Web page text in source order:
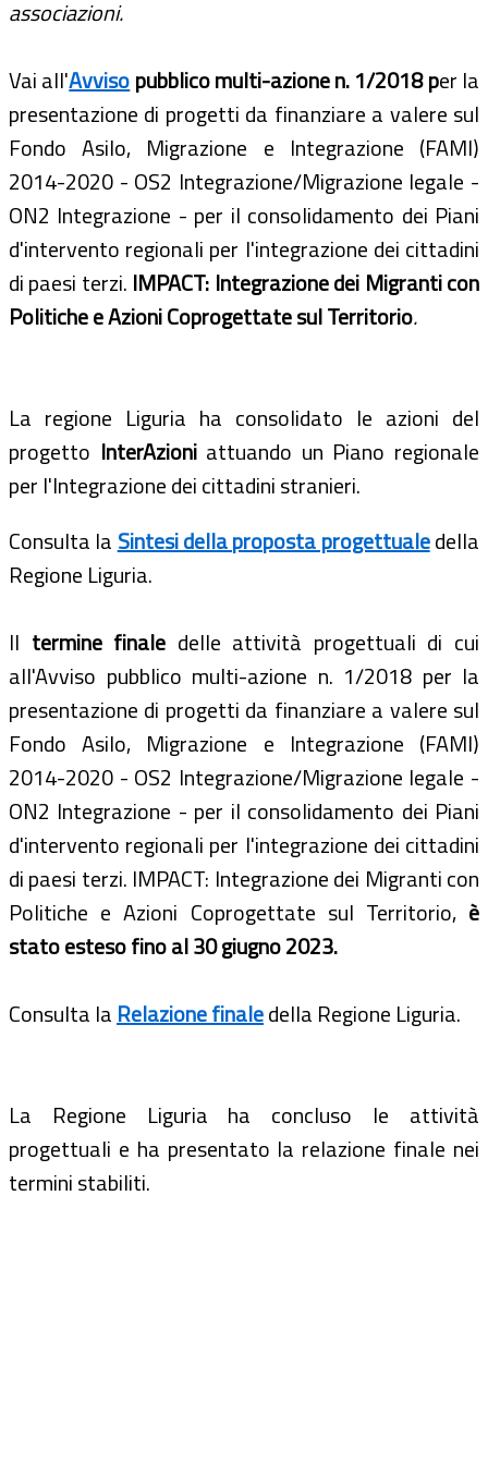
associazioni.
Vai all'Avvisopubblico multi-azione n. 1/2018 per la
presentazione di progetti da finanziare a valere sul
Fondo Asilo, Migrazione e Integrazione (FAMI)
2014-2020 - OS2 Integrazione/Migrazione legale -
ON2 Integrazione - per il consolidamento dei Piani
d'intervento regionali per l'integrazione dei cittadini
di paesi terzi. IMPACT: Integrazione dei Migranti con
Politiche e Azioni Coprogettate sul Territorio.
La regione Liguria ha consolidato le azioni del
progetto InterAzioniattuando un Piano regionale
per l'Integrazione dei cittadini stranieri.
Consulta la Sintesi della proposta progettualedella
Regione Liguria.
ll termine finale delle attività progettuali di cui
all'Avviso pubblico multi-azione n. 1/2018 per la
presentazione di progetti da finanziare a valere sul
Fondo Asilo, Migrazione e Integrazione (FAMI)
2014-2020 - OS2 Integrazione/Migrazione legale -
ON2 Integrazione - per il consolidamento dei Piani
d'intervento regionali per l'integrazione dei cittadini
di paesi terzi. IMPACT: Integrazione dei Migranti con
Politiche e Azioni Coprogettate sul Territorio, è
stato esteso fino al 30 giugno 2023.
Consulta la Relazione finaledella Regione Liguria.
La Regione Liguria ha concluso le attività
progettuali e ha presentato la relazione finale nei
termini stabiliti.